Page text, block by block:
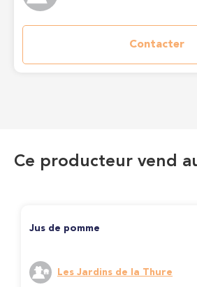
Contacter
Ce producteur vend
Jus de pomme
Les Jardins de la Thure